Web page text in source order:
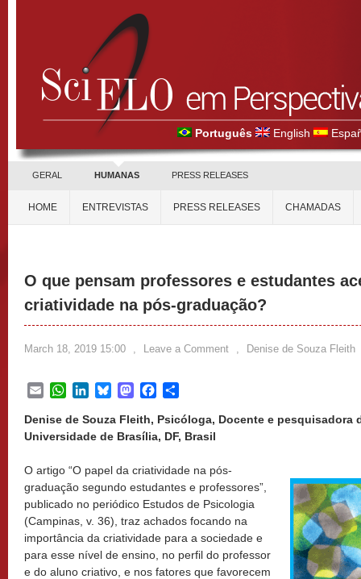
Português English
GERAL HUMANAS PRESS RELEASES
HOME ENTREVISTAS PRESS RELEASES CHAMADAS
O que pensam professores e estudantes
criatividade na pós-graduação?
March 18, 2019 15:00 , Leave a Comment , Denise de Souza Fleith
EmailWhatsApp
LinkedInBlueskyMastodonFacebook
Denise de Souza Fleith, Psicóloga, Docente e
Universidade de Brasília, DF, Brasil
O artigo “O papel da criatividade na pós-
graduação segundo estudantes e professores”,
publicado no periódico Estudos de Psicologia
(Campinas, v. 36), traz achados focando na
importância da criatividade para a sociedade e
para esse nível de ensino, no perfil do professor
e do aluno criativo, e nos fatores que favorecem